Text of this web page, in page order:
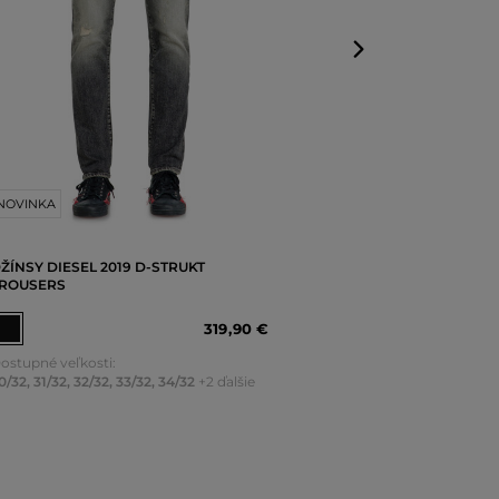
DIESEL 2019 D-STRUKT
319,90 €
veľkosti:
32, 31/32, 32/32, 33/32, 34/32 +2 ďalšie